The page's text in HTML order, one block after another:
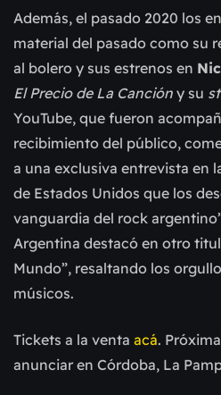
Además, el pasado 2020 los
material del pasado como su
al bolero y sus estrenos en
El Precio de La Canción y su
YouTube, que fueron
recibimiento del público,
a una exclusiva entrevista en
de Estados Unidos que los
vanguardia del rock
Argentina destacó en otro
Mundo”, resaltando los
músicos.
Tickets a la venta acá.
anunciar en Córdoba, La